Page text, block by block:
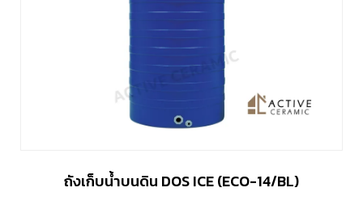
ถังเก็บน้ำบนดิน DOS ICE (ECO-14/BL)